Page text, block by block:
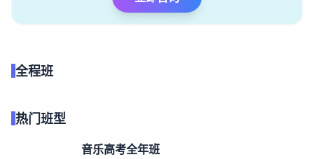
全程班
热门班型
音乐高考全年班